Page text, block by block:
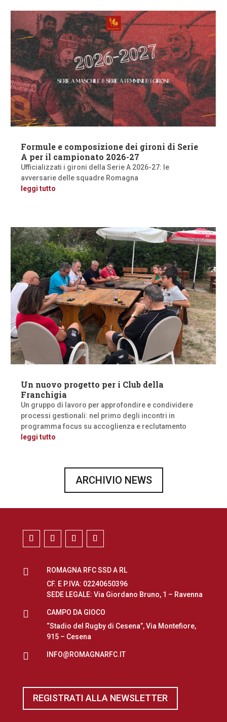
Formule e composizione dei gironi di Serie
A per il campionato 2026-27
Ufficializzati i gironi della Serie A 2026-27: le
avversarie delle squadre Romagna
leggi tutto
Un nuovo progetto per i Club della
Franchigia
Un gruppo di lavoro per approfondire e condividere
processi gestionali: nel primo degli incontri in
programma focus su accoglienza e reclutamento
leggi tutto
ARCHIVIO NEWS

ROMAGNA RFC SSD A RL
CF. E P.IVA: 02240650396
SEDE LEGALE: Via Giordano Bruno, 1 – Ravenna

CAMPO DA GIOCO
“Stadio del Rugby di Cesena”, Via Montefiore,
915 – Cesena
 INFO@ROMAGNARFC.IT
REGISTRATI ALLA NEWSLETTER